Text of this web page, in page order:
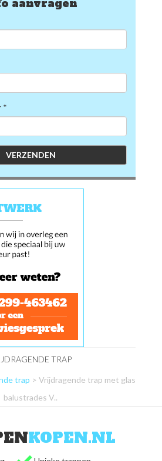
aanvragen
*
TRAP
trap > Vrijdragende trap met glas
balustrades V..
KOPEN.NL